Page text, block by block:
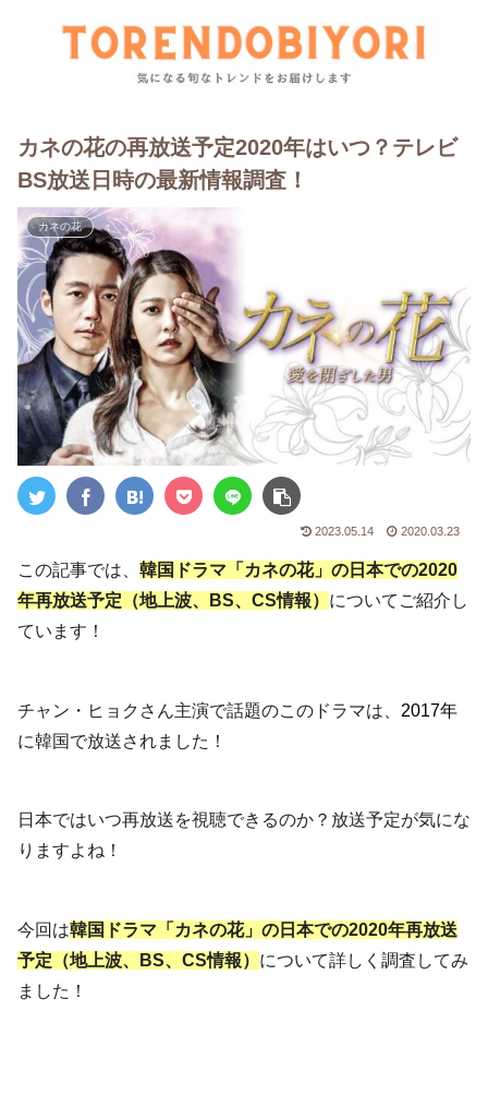
カネの花の再放送予定2020年はいつ？テレビ
BS放送日時の最新情報調査！
カネの花
2023.05.14 2020.03.23
この記事では、 韓国ドラマ「カネの花」の日本での2020
年再放送予定（地上波、BS、CS情報） についてご紹介し
ています！
チャン・ヒョクさん主演で話題のこのドラマは、 2017年
に韓国で放送されました！
日本ではいつ再放送を視聴できるのか？放送予定が気にな
りますよね！
今回は韓国ドラマ「カネの花」の日本での2020年再放送
予定（地上波、BS、CS情報） について詳しく調査してみ
ました！